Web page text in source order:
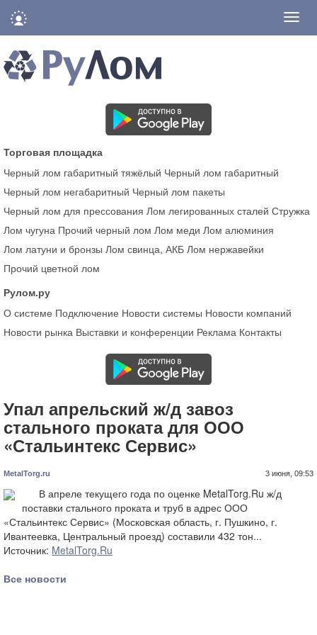
Торговая площадка
Черный лом габаритный тяжёлый Черный лом габаритный
Черный лом негабаритный Черный лом пакеты
Черный лом для прессования Лом легированных сталей Стружка
Лом чугуна Прочий черный лом Лом меди Лом алюминия
Лом латуни и бронзы Лом свинца, АКБ Лом нержавейки
Прочий цветной лом
Рулом.ру
О системе Подключение Новости системы Новости компаний
Новости рынка Выставки и конференции Реклама Контакты
Упал апрельский ж/д завоз
стального проката для ООО
«Стальинтекс Сервис»
MetalTorg.ru 3 июня, 09:53
В апреле текущего года по оценке MetalTorg.Ru ж/д
поставки стального проката и труб в адрес ООО
«Стальинтекс Сервис» (Московская область, г. Пушкино, г.
Ивантеевка, Центральный проезд) составили 432 тон...
Источник: MetalTorg.Ru
Все новости